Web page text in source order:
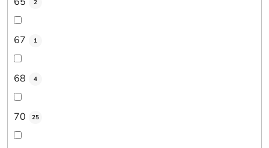
2
67 1
68 4
70 25